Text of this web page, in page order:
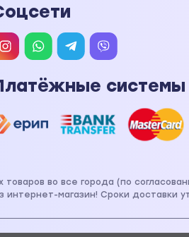
системы
товаров во все города (по
интернет-магазин! Сроки доставки